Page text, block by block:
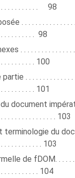
. . . . . . . . . . . . 98
. . . . . . . . . . . . . . . . .
. . . . . . . . . . 98
. . . . . . . . . . . . . . . . .
. . . . . . . . . 100
. . . . . . . . . . . . . . . .
. . . . . . . . . 101
impératif
. . . . . . . . . . . . . . . 103
du
. . . . . . . . . . . 103
de fDOM. . . . . . . .
. . . . . . . . . . . 104